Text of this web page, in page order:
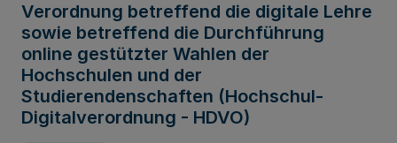
Verordnung betreffend die digitale Lehre
sowie betreffend die Durchführung
online gestützter Wahlen der
Hochschulen und der
Studierendenschaften (Hochschul-
Digitalverordnung - HDVO)